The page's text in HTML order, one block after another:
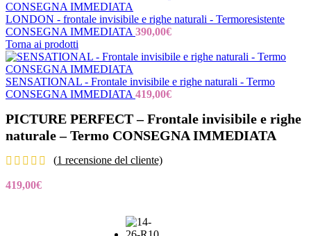
LONDON - frontale invisibile e righe naturali - Termoresistente
CONSEGNA IMMEDIATA 390,00€
Torna ai prodotti
SENSATIONAL - Frontale invisibile e righe naturali - Termo
CONSEGNA IMMEDIATA 419,00€
PICTURE PERFECT – Frontale invisibile e righe
naturale – Termo CONSEGNA IMMEDIATA
(1 recensione del cliente)
419,00€